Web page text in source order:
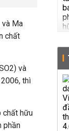
Ma
chất
và
thì
chất hữu
phần